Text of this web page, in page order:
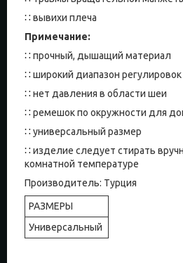
∷ вывихи плеча
Примечание:
∷ прочный, дышащий материал
∷ широкий диапазон регулировок
∷ нет давления в области шеи
∷ ремешок по окружности для
∷ универсальный размер
∷ изделие следует стирать
комнатной температуре
Производитель: Турция
РАЗМЕРЫ
Универсальный